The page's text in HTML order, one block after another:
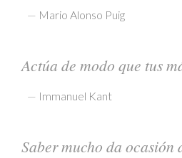
— Mario Alonso Puig
Actúa de modo que tus
— Immanuel Kant
Saber mucho da ocasión